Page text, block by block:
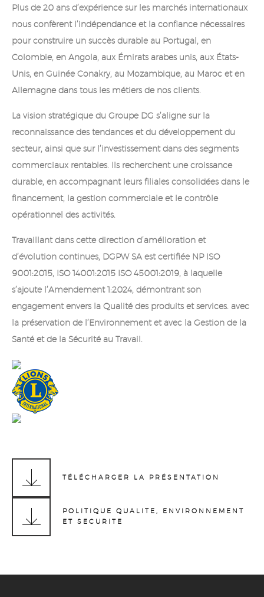
Plus de 20 ans d’expérience sur les marchés internationaux
nous confèrent l’indépendance et la confiance nécessaires
pour construire un succès durable au Portugal, en
Colombie, en Angola, aux Émirats arabes unis, aux États-
Unis, en Guinée Conakry, au Mozambique, au Maroc et en
Allemagne dans tous les métiers de nos clients.
La vision stratégique du Groupe DG s’aligne sur la
reconnaissance des tendances et du développement du
secteur, ainsi que sur l’investissement dans des segments
commerciaux rentables. Ils recherchent une croissance
durable, en accompagnant leurs filiales consolidées dans le
financement, la gestion commerciale et le contrôle
opérationnel des activités.
Travaillant dans cette direction d’amélioration et
d’évolution continues, DGPW SA est certifiée NP ISO
9001:2015, ISO 14001:2015 ISO 45001:2019, à laquelle
s’ajoute l’Amendement 1:2024, démontrant son
engagement envers la Qualité des produits et services. avec
la préservation de l’Environnement et avec la Gestion de la
Santé et de la Sécurité au Travail.
TÉLÉCHARGER LA PRÉSENTATION
POLITIQUE QUALITE, ENVIRONNEMENT
ET SECURITE